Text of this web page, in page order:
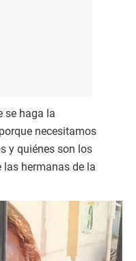
se haga la
necesitamos
y quiénes son los
las hermanas de la